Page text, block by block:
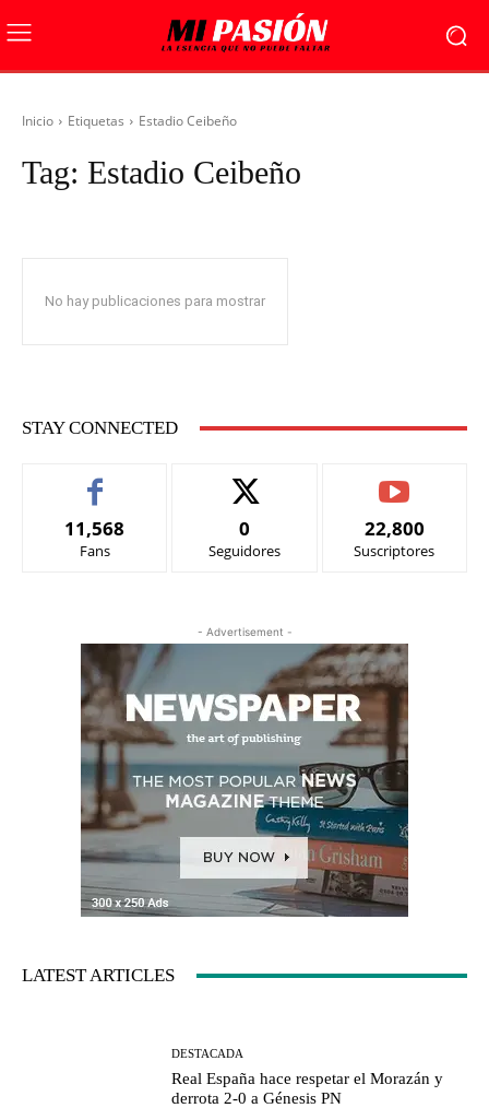
Inicio Etiquetas Estadio Ceibeño
Tag: Estadio Ceibeño
No hay publicaciones para mostrar
STAY CONNECTED
11,568
Fans
0
Seguidores
22,800
Suscriptores
- Advertisement -
LATEST ARTICLES
DESTACADA
Real España hace respetar el Morazán y
derrota 2-0 a Génesis PN